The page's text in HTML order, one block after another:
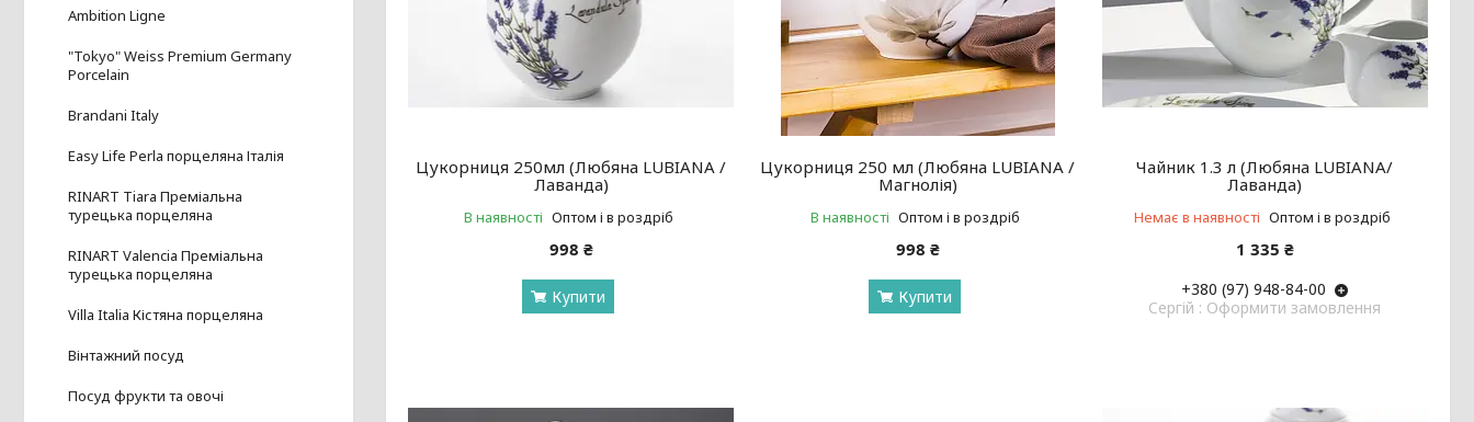
Цукорниця 250мл (Любяна LUBIANA /
Лаванда)
В наявності Оптом і в роздріб
998 ₴
Купити
Цукорниця 250 мл (Любяна LUBIANA /
Магнолія)
В наявності Оптом і в роздріб
998 ₴
Купити
Чайник 1.3 л (Любяна LUBIANA/
Лаванда)
Немає в наявності Оптом і в роздріб
1 335 ₴
+380 (97) 948-84-00
Cергій : Оформити замовлення
Ambition Ligne
"Tokyo" Weiss Premium Germany
Porcelain
Brandani Italy
Easy Life Perla порцеляна Італія
RINART Tiara Преміальна
турецька порцеляна
RINART Valencia Преміальна
турецька порцеляна
Villa Italia Кістяна порцеляна
Вінтажний посуд
Посуд фрукти та овочі